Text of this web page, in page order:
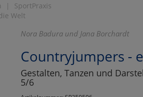
SportPraxis
Welt
Nora Badura und Jana Borchardt
Countryjumpers -
Gestalten, Tanzen und
5/6